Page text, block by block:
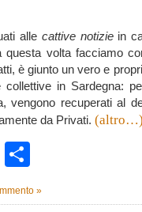
alle cattive notiziein
questa volta facciamo
è giunto un vero e
collettive in Sardegna:
vengono recuperatial
da Privati.
WhatsApp
»